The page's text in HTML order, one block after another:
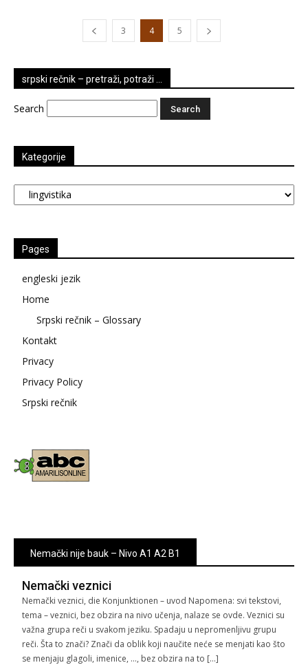
3 4 5
srpski rečnik – pretraži, potraži …
Search
Kategorije
Kategorije
Pages
engleski jezik
Home
Srpski rečnik – Glossary
Kontakt
Privacy
Privacy Policy
Srpski rečnik
Nemački nije bauk – Nivo A1 A2 B1
Nemački veznici
Nemački veznici, die Konjunktionen – uvod Napomena: svi tekstovi,
tema – veznici, bez obzira na nivo učenja, nalaze se ovde. Veznici su
važna grupa reči u svakom jeziku. Spadaju u nepromenljivu grupu
reči. Šta to znači? Znači da oblik koji naučite neće se menjati kao što
se menjaju glagoli, imenice, …, bez obzira na to […]